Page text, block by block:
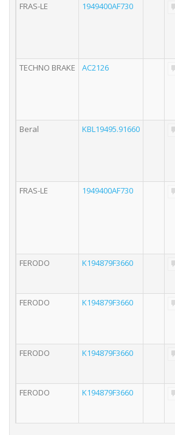
FRAS-LE
1949400AF730
TECHNO BRAKE
AC2126
Beral
KBL19495.91660
FRAS-LE
1949400AF730
FERODO
K194879F3660
FERODO
K194879F3660
FERODO
K194879F3660
FERODO
K194879F3660